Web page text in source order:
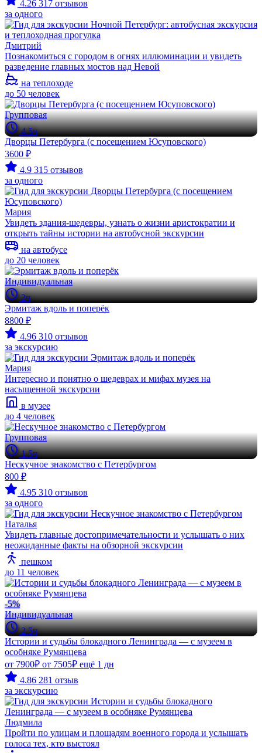
4.26 317 отзывов
за одного
Дмитрий
Познакомиться с городом в огнях иллюминации и увидеть
разведение главных мостов над Невой
на теплоходе
до 50 человек
Групповая
4.5ч
Дворцы Петербурга (с посещением Юсуповского)
3600 ₽
4.9 315 отзывов
за одного
Мария
Увидеть здания-шедевры, узнать о жизни аристократии и
открыть тайны истории на автобусной экскурсии
на автобусе
до 20 человек
Индивидуальная
2ч
Эрмитаж вдоль и поперёк
8800 ₽
4.96 310 отзывов
за экскурсию
Мария
Интересно и понятно о шедеврах и мифах музея на
насыщенной экскурсии
в музее
до 4 человек
Групповая
1.5ч
Нескучное знакомство с Петербургом
800 ₽
4.95 310 отзывов
за одного
Наталья
Увидеть главные достопримечательности и услышать о них
неожиданные факты на обзорной экскурсии
пешком
до 11 человек
-5%
Индивидуальная
2.5ч
Истории и судьбы блокадного Ленинграда — с музеем в
особняке Румянцева
от 7900₽ от 7505₽ ещё 1 дн
4.86 281 отзыв
за экскурсию
Людмила
Пройти по улицам и площадям военного города и услышать
голоса тех, кто выстоял